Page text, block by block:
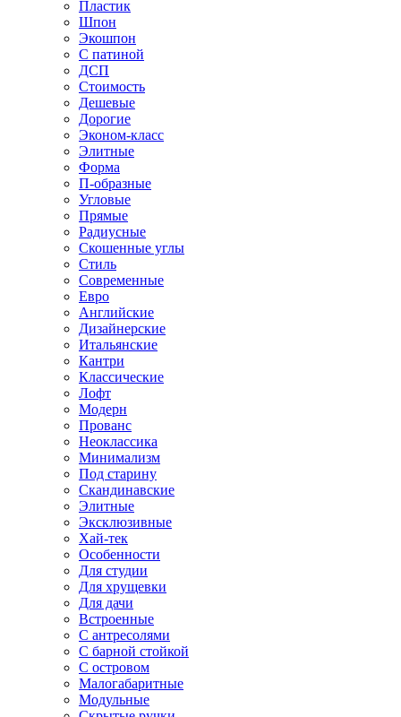
Пластик
Шпон
Экошпон
С патиной
ДСП
Стоимость
Дешевые
Дорогие
Эконом-класс
Элитные
Форма
П-образные
Угловые
Прямые
Радиусные
Скошенные углы
Стиль
Современные
Евро
Английские
Дизайнерские
Итальянские
Кантри
Классические
Лофт
Модерн
Прованс
Неоклассика
Минимализм
Под старину
Скандинавские
Элитные
Эксклюзивные
Хай-тек
Особенности
Для студии
Для хрущевки
Для дачи
Встроенные
С антресолями
С барной стойкой
С островом
Малогабаритные
Модульные